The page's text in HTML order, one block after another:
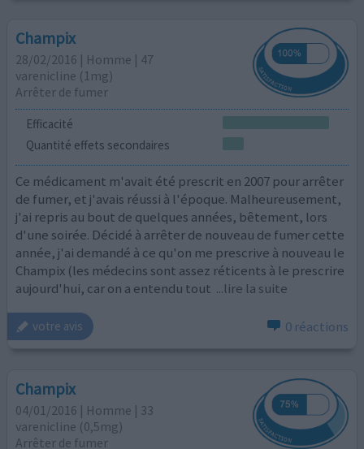
Champix
28/02/2016 | Homme | 47
varenicline (1mg)
Arrêter de fumer
Efficacité
Quantité effets secondaires
Ce médicament m'avait été prescrit en 2007 pour arrêter
de fumer, et j'avais réussi à l'époque. Malheureusement,
j'ai repris au bout de quelques années, bêtement, lors
d'une soirée. Décidé à arrêter de nouveau de fumer cette
année, j'ai demandé à ce qu'on me prescrive à nouveau le
Champix (les médecins sont assez réticents à le prescrire
aujourd'hui, car on a entendu tout ...lire la suite
votre avis 0 réactions
Champix
04/01/2016 | Homme | 33
varenicline (0,5mg)
Arrêter de fumer